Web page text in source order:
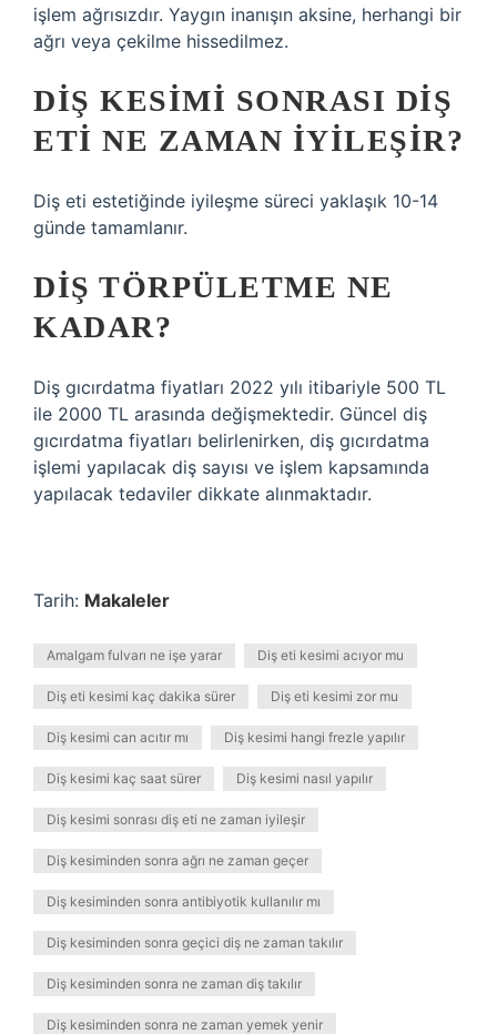
işlem ağrısızdır. Yaygın inanışın aksine, herhangi bir
ağrı veya çekilme hissedilmez.
DIŞ KESIMI SONRASI DIŞ
ETI NE ZAMAN IYILEŞIR?
Diş eti estetiğinde iyileşme süreci yaklaşık 10-14
günde tamamlanır.
DIŞ TÖRPÜLETME NE
KADAR?
Diş gıcırdatma fiyatları 2022 yılı itibariyle 500 TL
ile 2000 TL arasında değişmektedir. Güncel diş
gıcırdatma fiyatları belirlenirken, diş gıcırdatma
işlemi yapılacak diş sayısı ve işlem kapsamında
yapılacak tedaviler dikkate alınmaktadır.
Tarih: Makaleler
Amalgam fulvarı ne işe yarar Diş eti kesimi acıyor mu
Diş eti kesimi kaç dakika sürer Diş eti kesimi zor mu
Diş kesimi can acıtır mı Diş kesimi hangi frezle yapılır
Diş kesimi kaç saat sürer Diş kesimi nasıl yapılır
Diş kesimi sonrası diş eti ne zaman iyileşir
Diş kesiminden sonra ağrı ne zaman geçer
Diş kesiminden sonra antibiyotik kullanılır mı
Diş kesiminden sonra geçici diş ne zaman takılır
Diş kesiminden sonra ne zaman diş takılır
Diş kesiminden sonra ne zaman yemek yenir